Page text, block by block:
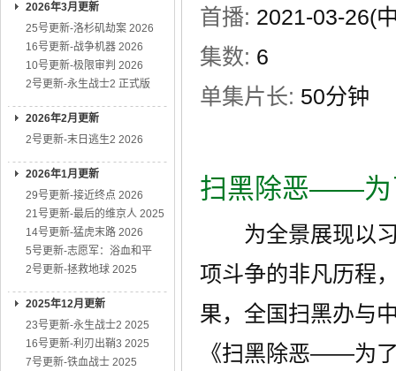
2026年3月更新
25号更新-洛杉矶劫案 2026
16号更新-战争机器 2026
10号更新-极限审判 2026
2号更新-永生战士2 正式版
2026年2月更新
2号更新-末日逃生2 2026
2026年1月更新
29号更新-接近终点 2026
21号更新-最后的维京人 2025
14号更新-猛虎末路 2026
5号更新-志愿军：浴血和平
2号更新-拯救地球 2025
2025年12月更新
23号更新-永生战士2 2025
16号更新-利刃出鞘3 2025
7号更新-铁血战士 2025
首播: 2021-03-26(
集数: 6
单集片长: 50分钟
扫黑除恶——为
为全景展现以习
项斗争的非凡历程
果，全国扫黑办与
《扫黑除恶——为